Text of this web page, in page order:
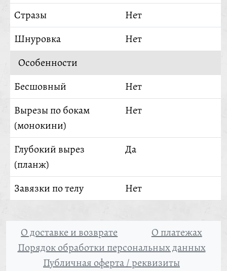
Стразы
Нет
Шнуровка
Нет
Особенности
Бесшовный
Нет
Вырезы по бокам
(монокини)
Нет
Глубокий вырез
(планж)
Да
Завязки по телу Нет
О доставке и возврате
О платежах
Порядок обработки персональных данных
Публичная оферта / реквизиты